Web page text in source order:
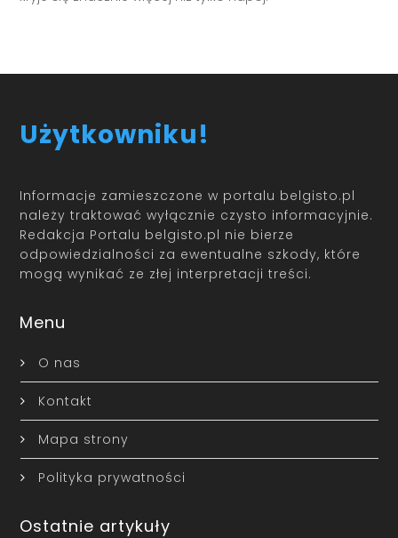
Użytkowniku!
Informacje zamieszczone w portalu belgisto.pl
należy traktować wyłącznie czysto informacyjnie.
Redakcja Portalu belgisto.pl nie bierze
odpowiedzialności za ewentualne szkody, które
mogą wynikać ze złej interpretacji treści.
Menu
O nas
Kontakt
Mapa strony
Polityka prywatności
Ostatnie artykuły